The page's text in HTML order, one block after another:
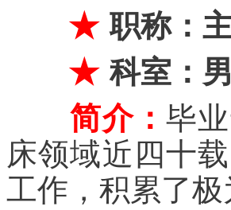
★职称：
★科室：
简介：毕
床领域近四十
工作，积累了